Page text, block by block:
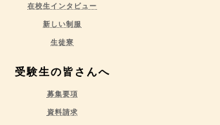
在校生インタビュー
新しい制服
生徒寮
受験生の皆さんへ
募集要項
資料請求